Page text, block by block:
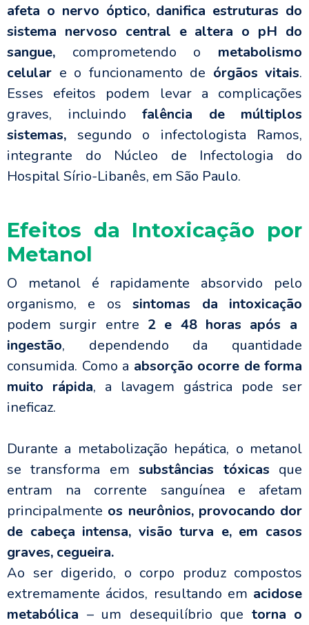
afeta o nervo óptico, danifica estruturas do
sistema nervoso central e altera o pH do
sangue, comprometendo o metabolismo
celular e o funcionamento de órgãos vitais.
Esses efeitos podem levar a complicações
graves, incluindo falência de múltiplos
sistemas, segundo o infectologista Ramos,
integrante do Núcleo de Infectologia do
Hospital Sírio-Libanês, em São Paulo.
Efeitos da Intoxicação por
Metanol
O metanol é rapidamente absorvido pelo
organismo, e ossintomas da intoxicação
podem surgir entre 2 e 48 horas após a
ingestão, dependendo da quantidade
consumida. Como a absorção ocorre de forma
muito rápida, a lavagem gástrica pode ser
ineficaz.
Durante a metabolização hepática, o metanol
se transforma emsubstâncias tóxicas que
entram na corrente sanguínea e afetam
principalmente os neurônios, provocando dor
de cabeça intensa, visão turva e, em casos
graves, cegueira.
Ao ser digerido, o corpo produz compostos
extremamente ácidos, resultando em acidose
metabólica – um desequilíbrio que torna o